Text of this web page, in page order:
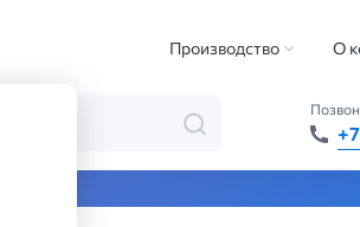
Производство О
— быстро,